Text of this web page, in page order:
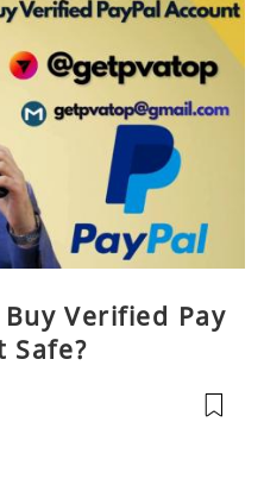
Verified Pay
Safe?